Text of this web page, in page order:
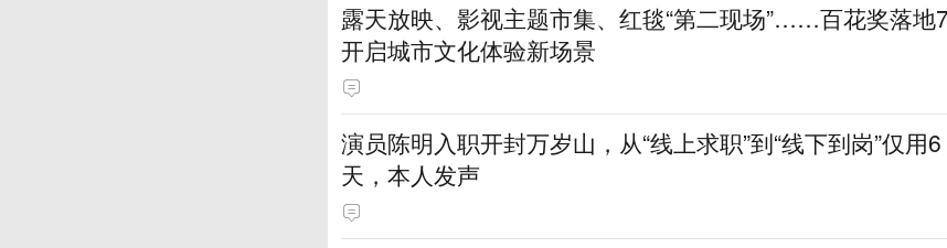
露天放映、影视主题市集、红毯“第二现场”……百花奖落地
开启城市文化体验新场景
演员陈明入职开封万岁山，从“线上求职”到“线下到岗”仅用6
天，本人发声